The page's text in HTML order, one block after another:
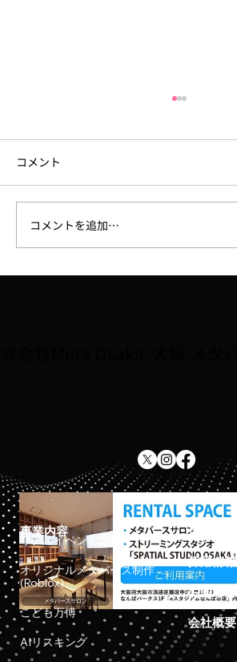
コメント
コメントを追加…
事業内容
リアルイベント開催
オリジナルメタバース制作
(Roblox)
こども万博
AIリスキング
ホーム
採用情報
お知らせ
会社概要